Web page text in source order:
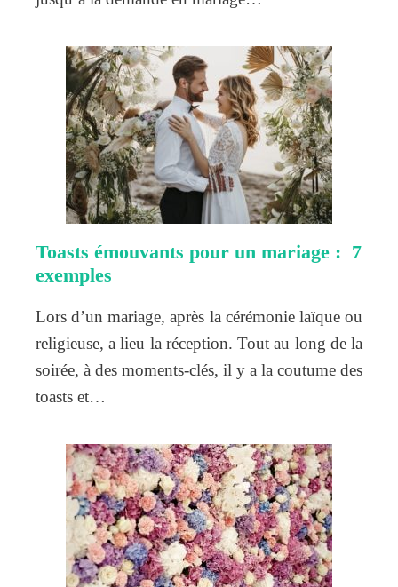
Toasts émouvants pour un mariage : 7
exemples
Lors d’un mariage, après la cérémonie laïque ou
religieuse, a lieu la réception. Tout au long de la
soirée, à des moments-clés, il y a la coutume des
toasts et…